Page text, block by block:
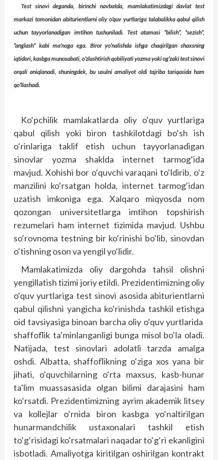
Test sinovi deganda, birinchi navbatda, mamlakatimizdagi davlat test
markazi tomonidan abiturientlarni oliy o‘quv yurtlariga talabalikka qabul qilish
uchun tayyorlanadigan imtihon tushuniladi. Test atamasi “bilish”, “sezish”,
“anglash” kabi ma’noga ega. Biror yo‘nalishda ishga chaqirilgan shaxsning
iqtidori, kasbga munosabati, o‘zlashtirish qobiliyati yozma yoki og‘zaki test sinovi
orqali aniqlanadi, shuningdek, bu usulni amaliyot oldi tajriba tariqasida ham
qo‘llashadi.
Ko‘pchilik mamlakatlarda oliy o‘quv yurtlariga
qabul qilish yoki biron tashkilotdagi bo‘sh ish
o‘rinlariga taklif etish uchun tayyorlanadigan
sinovlar yozma shaklda internet tarmog‘ida
mavjud. Xohishi bor o‘quvchi varaqani to‘ldirib, o‘z
manzilini ko‘rsatgan holda, internet tarmog‘idan
uzatish imkoniga ega. Xalqaro miqyosda nom
qozongan universitetlarga imtihon topshirish
rezumelari ham internet tizimida mavjud. Ushbu
so‘rovnoma testning bir ko‘rinishi bo‘lib, sinovdan
o‘tishning oson va yengil yo‘lidir.
Mamlakatimizda oliy dargohda tahsil olishni
yengillatish tizimi joriy etildi. Prezidentimizning oliy
o‘quv yurtlariga test sinovi asosida abiturientlarni
qabul qilishni yangicha ko‘rinishda tashkil etishga
oid tavsiyasiga binoan barcha oliy o‘quv yurtlarida
shaffoflik ta’minlanganligi bunga misol bo‘la oladi.
Natijada, test sinovlari adolatli tarzda amalga
oshdi. Albatta, shaffoflikning o‘ziga xos yana bir
jihati, o‘quvchilarning o‘rta maxsus, kasb-hunar
ta’lim muassasasida olgan bilimi darajasini ham
ko‘rsatdi. Prezidentimizning ayrim akademik litsey
va kollejlar o‘rnida biron kasbga yo‘naltirilgan
hunarmandchilik ustaxonalari tashkil etish
to‘g‘risidagi ko‘rsatmalari naqadar to‘g‘ri ekanligini
isbotladi. Amaliyotga kiritilgan oshirilgan kontrakt